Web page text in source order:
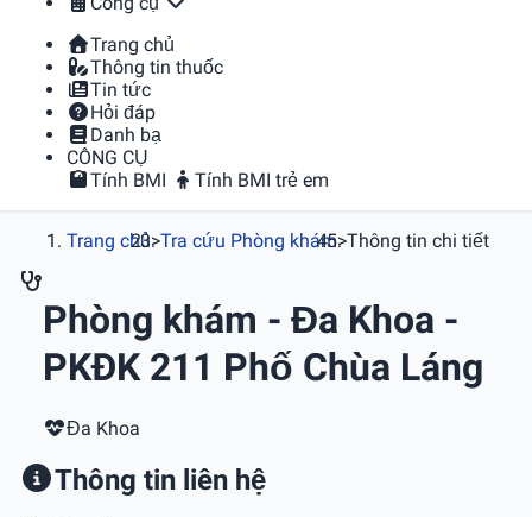
Trang chủ
Thông tin thuốc
Tin tức
Hỏi đáp
Danh bạ
CÔNG CỤ
Tính BMI
Tính BMI trẻ em
Trang chủ>Tra cứu Phòng khám>Thông tin chi tiết
Phòng khám - Đa Khoa -
PKÐK 211 Phố Chùa Láng
Đa Khoa
Thông tin liên hệ